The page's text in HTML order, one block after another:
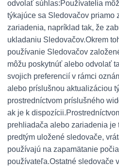
odvolať súhlas:Používatelia
týkajúce sa Sledovačov priamo
zariadenia, napríklad tak, že
ukladaniu Sledovačov.Okrem
používanie Sledovačov
môžu poskytnúť alebo odvolať
svojich preferencií v rámci
alebo príslušnou aktualizáciou
prostredníctvom príslušného
ak je k dispozícii.
prehliadača alebo zariadenia je
predtým uložené sledovače,
používajú na zapamätanie
používateľa.Ostatné sledovače